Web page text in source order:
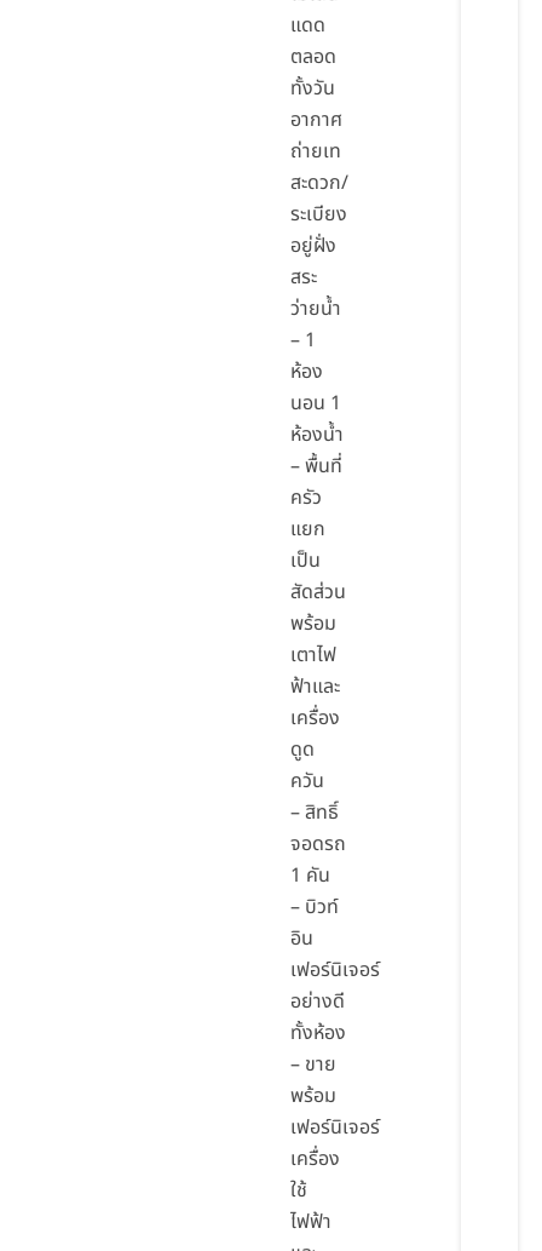
แดด
ตลอด
ทั้งวัน
อากาศ
ถ่ายเท
สะดวก/
ระเบียง
อยู่ฝั่ง
สระ
ว่ายน้ำ
– 1
ห้อง
นอน 1
ห้องน้ำ
– พื้นที่
ครัว
แยก
เป็น
สัดส่วน
พร้อม
เตาไฟ
ฟ้าและ
เครื่อง
ดูด
ควัน
– สิทธิ์
จอดรถ
1 คัน
– บิวท์
อิน
เฟอร์นิเจอร์
อย่างดี
ทั้งห้อง
– ขาย
พร้อม
เฟอร์นิเจอร์
เครื่อง
ใช้
ไฟฟ้า